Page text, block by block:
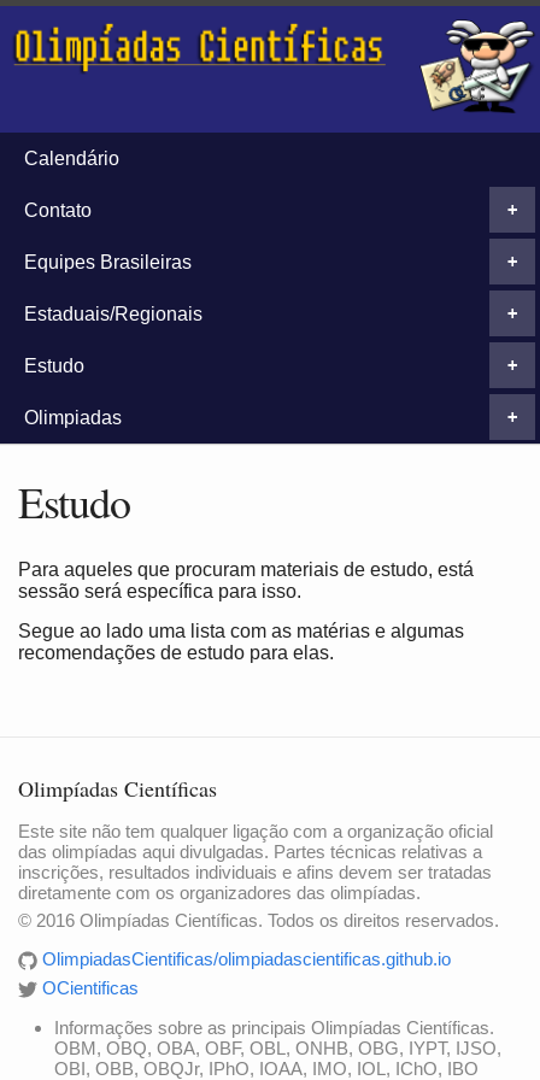
Calendário
+
Contato
+
Equipes Brasileiras
+
Estaduais/Regionais
+
Estudo
+
Olimpiadas
Estudo
Para aqueles que procuram materiais de estudo, está
sessão será específica para isso.
Segue ao lado uma lista com as matérias e algumas
recomendações de estudo para elas.
Olimpíadas Científicas
Este site não tem qualquer ligação com a organização oficial
das olimpíadas aqui divulgadas. Partes técnicas relativas a
inscrições, resultados individuais e afins devem ser tratadas
diretamente com os organizadores das olimpíadas.
© 2016 Olimpíadas Científicas. Todos os direitos reservados.
OlimpiadasCientificas/olimpiadascientificas.github.io
OCientificas
Informações sobre as principais Olimpíadas Científicas.
OBM, OBQ, OBA, OBF, OBL, ONHB, OBG, IYPT, IJSO,
OBI, OBB, OBQJr, IPhO, IOAA, IMO, IOL, IChO, IBO